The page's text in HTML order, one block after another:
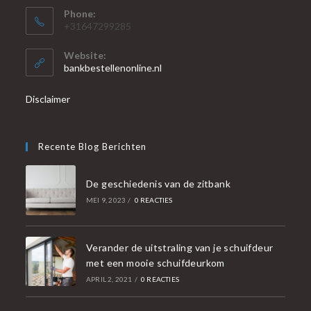
Phone:
+31647299285
Website:
bankbestellenonline.nl
Disclaimer
Recente Blog Berichten
De geschiedenis van de zitbank
MEI 9, 2023 / 0 REACTIES
Verander de uitstraling van je schuifdeur
met een mooie schuifdeurkom
APRIL 2, 2021 / 0 REACTIES